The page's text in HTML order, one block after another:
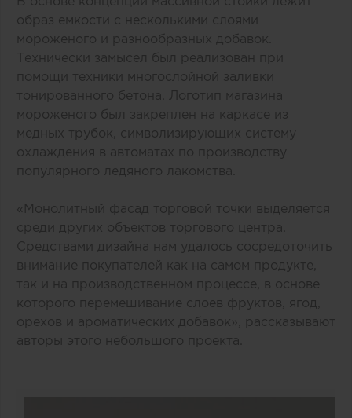
образ емкости с несколькими слоями
мороженого и разнообразных добавок.
Технически замысел был реализован при
помощи техники многослойной заливки
тонированного бетона. Логотип магазина
мороженого был закреплен на каркасе из
медных трубок, символизирующих систему
охлаждения в автоматах по производству
популярного ледяного лакомства.
«Монолитный фасад торговой точки выделяется
среди других объектов торгового центра.
Средствами дизайна нам удалось сосредоточить
внимание покупателей как на самом продукте,
так и на производственном процессе, в основе
которого перемешивание слоев фруктов, ягод,
орехов и ароматических добавок», рассказывают
авторы этого небольшого проекта.